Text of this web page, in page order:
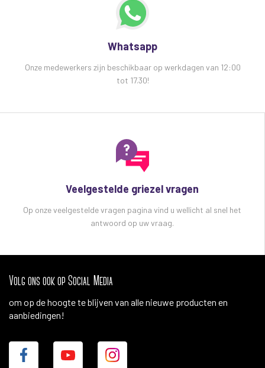
Whatsapp
Onze medewerkers zijn beschikbaar op werkdagen van 12:00
tot 17.30!
Veelgestelde griezel vragen
Op onze veelgestelde vragen pagina vind u wellicht al snel het
antwoord op uw vraag.
Volg ons ook op Social Media
om op de hoogte te blijven van alle nieuwe producten en
aanbiedingen!